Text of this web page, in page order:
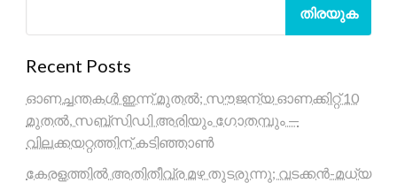
തിരയുക
Recent Posts
ഓണച്ചന്തകൾ ഇന്ന് മുതൽ; സൗജന്യ ഓണക്കിറ്റ് 10
മുതൽ, സബ്സിഡി അരിയും ഗോതമ്പും —
വിലക്കയറ്റത്തിന് കടിഞ്ഞാൺ
കേരളത്തിൽ അതിതീവ്ര മഴ തുടരുന്നു; വടക്കൻ-മധ്യ